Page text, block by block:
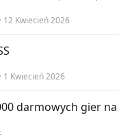
12 Kwiecień 2026
1 Kwiecień 2026
darmowych gier na